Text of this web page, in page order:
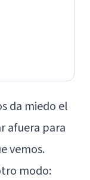
da miedo el
afuera para
vemos.
modo: